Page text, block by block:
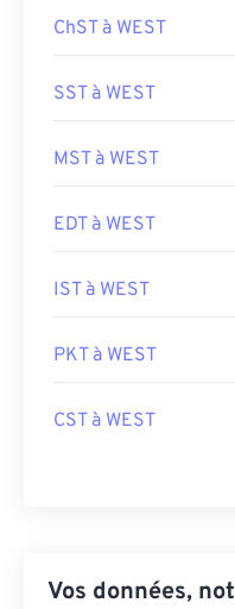
ChST à WEST
SST à WEST
MST à WEST
EDT à WEST
IST à WEST
PKT à WEST
CST à WEST
Vos données,